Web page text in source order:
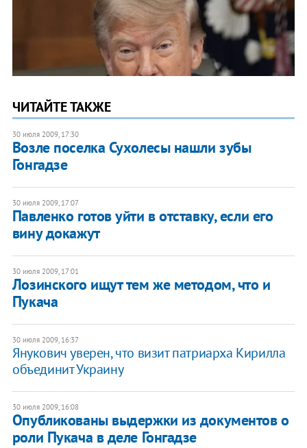
ЧИТАЙТЕ ТАКЖЕ
30 июля 2009, 17:30
Возле поселка Сухолесы нашли зубы
Гонгадзе
30 июля 2009, 17:07
Павленко готов уйти в отставку, если его
вину докажут
30 июля 2009, 17:01
Лозинского ищут тем же методом, что и
Пукача
30 июля 2009, 16:37
Янукович уверен, что визит патриарха Кирилла
объединит Украину
30 июля 2009, 16:08
Опубликованы выдержки из документов о
роли Пукача в деле Гонгадзе